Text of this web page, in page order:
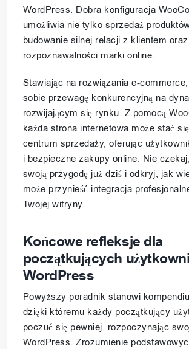
WordPress. Dobra konfiguracja
umożliwia nie tylko sprzedaż
budowanie silnej relacji z klientem
rozpoznawalności marki online.
Stawiając na rozwiązania e-
sobie przewagę konkurencyjną na
rozwijającym się rynku. Z pomocą
każda strona internetowa może stać
centrum sprzedaży, oferując
i bezpieczne zakupy online. Nie
swoją przygodę już dziś i odkryj, jak
może przynieść integracja
Twojej witryny.
Końcowe refleksje dla
początkujących
WordPress
Powyższy poradnik stanowi
dzięki któremu każdy początkujący
poczuć się pewniej, rozpoczynając
WordPress. Zrozumienie